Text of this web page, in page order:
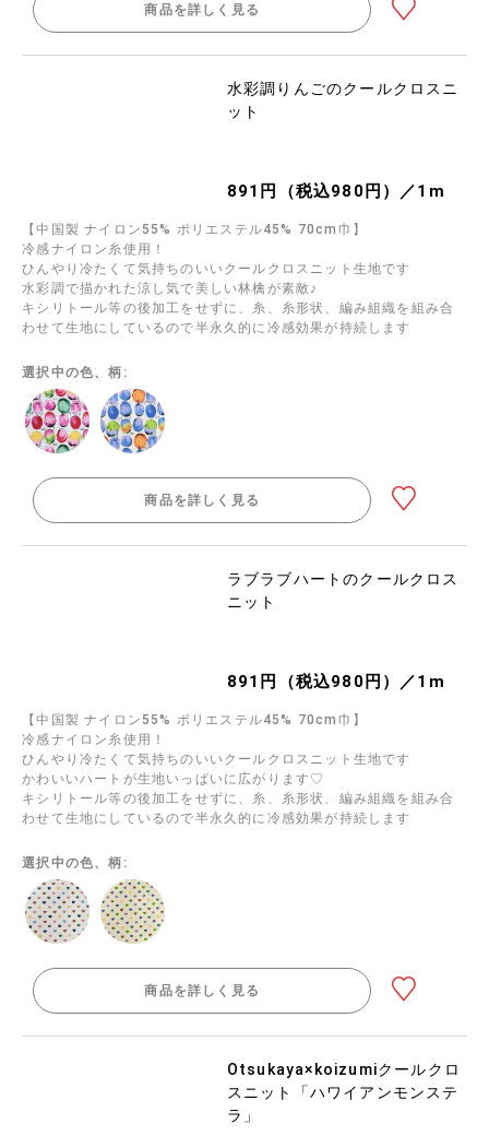
商品を詳しく見る
水彩調りんごのクールクロスニ
ット
891円（税込980円）／1m
【中国製 ナイロン55% ポリエステル45% 70cm巾】
冷感ナイロン糸使用！
ひんやり冷たくて気持ちのいいクールクロスニット生地です
水彩調で描かれた涼し気で美しい林檎が素敵♪
キシリトール等の後加工をせずに、糸、糸形状、編み組織を組み合
わせて生地にしているので半永久的に冷感効果が持続します
選択中の色、柄:
商品を詳しく見る
ラブラブハートのクールクロス
ニット
891円（税込980円）／1m
【中国製 ナイロン55% ポリエステル45% 70cm巾】
冷感ナイロン糸使用！
ひんやり冷たくて気持ちのいいクールクロスニット生地です
かわいいハートが生地いっぱいに広がります♡
キシリトール等の後加工をせずに、糸、糸形状、編み組織を組み合
わせて生地にしているので半永久的に冷感効果が持続します
選択中の色、柄:
商品を詳しく見る
Otsukaya×koizumiクールクロ
スニット「ハワイアンモンステ
ラ」